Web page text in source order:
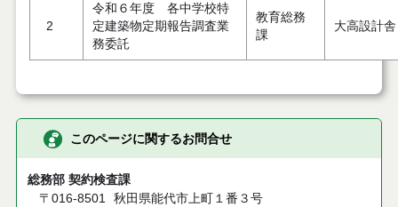
2
令和６年度 各中学校特
定建築物定期報告調査業
務委託
教育総務
課
大高設計舎
このページに関するお問合せ
総務部 契約検査課
〒016-8501 秋田県能代市上町１番３号